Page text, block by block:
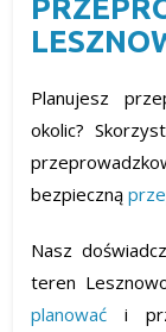
Planujesz
okolic?
bezpieczną
Nasz
teren
planować i